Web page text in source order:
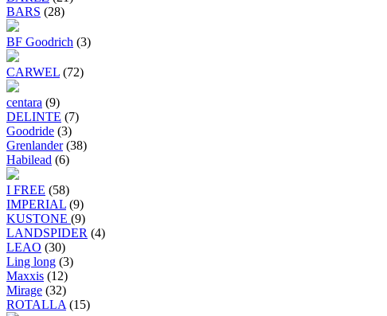
BARS (28)
BF Goodrich (3)
CARWEL (72)
centara (9)
DELINTE (7)
Goodride (3)
Grenlander (38)
Habilead (6)
I FREE (58)
IMPERIAL (9)
KUSTONE (9)
LANDSPIDER (4)
LEAO (30)
Ling long (3)
Maxxis (12)
Mirage (32)
ROTALLA (15)